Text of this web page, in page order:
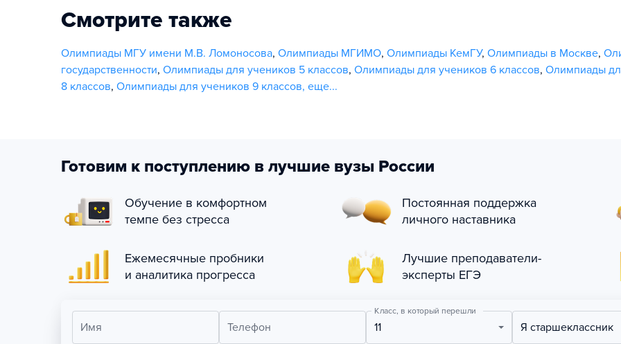
Смотрите также
Олимпиады МГУ имени М.В. Ломоносова, Олимпиады МГИМО, Олимпиады КемГУ, Олимпиады в Москве,
государственности, Олимпиады для учеников 5 классов, Олимпиады для учеников 6 классов, Олимпиады
8 классов, Олимпиады для учеников 9 классов, еще...
Готовим к поступлению в лучшие вузы России
Обучение в комфортном
темпе без стресса
Постоянная поддержка
личного наставника
Ежемесячные пробники
и аналитика прогресса
Лучшие преподаватели-
эксперты ЕГЭ
Имя Телефон
Класс, в который перешли
11 Я старшеклассник